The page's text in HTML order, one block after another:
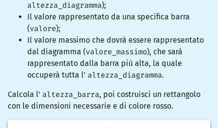
altezza_diagramma);
Il valore rappresentato da una specifica barra
(valore);
Il valore massimo che dovrà essere rappresentato
dal diagramma (valore_massimo), che sarà
rappresentato dalla barra più alta, la quale
occuperà tutta l' altezza_diagramma.
Calcola l' altezza_barra, poi costruisci un rettangolo
con le dimensioni necessarie e di colore rosso.